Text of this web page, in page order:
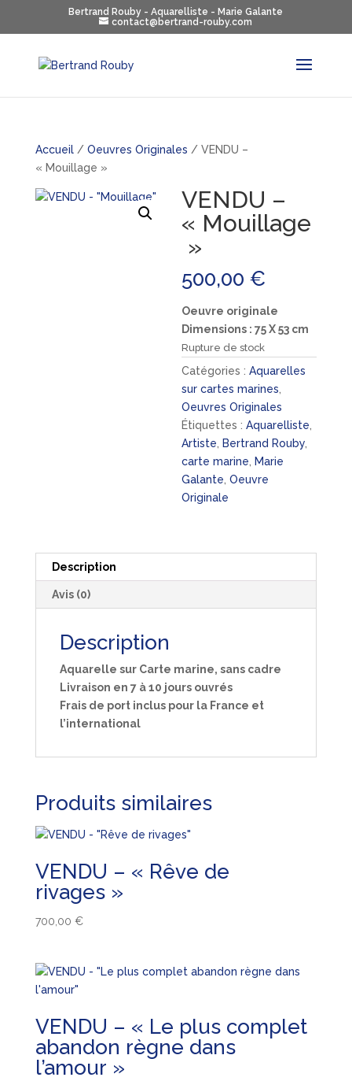
Bertrand Rouby - Aquarelliste - Marie Galante
contact@bertrand-rouby.com
Accueil/ Oeuvres Originales / VENDU –
« Mouillage »
VENDU –
« Mouillage
»
500,00€
Oeuvre originale
Dimensions : 75 X 53 cm
Rupture de stock
Catégories :Aquarelles
sur cartes marines
Oeuvres Originales
Étiquettes :Aquarelliste
Artiste
Bertrand Rouby
carte marine
Marie
Galante ,Oeuvre
Originale
Description
Avis (0)
Description
Aquarelle sur Carte marine, sans cadre
Livraison en 7 à 10 jours ouvrés
Frais de port inclus pour la France et
l’international
Produits similaires
VENDU – « Rêve de
rivages »
700,00 €
VENDU – « Le plus complet
abandon règne dans
l’amour »